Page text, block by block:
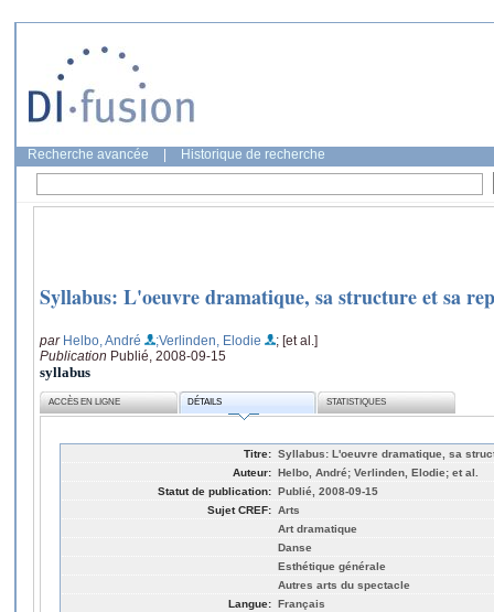
Recherche avancée Historique de recherche
Syllabus: L'oeuvre dramatique, sa structure et sa
par Helbo, André ;Verlinden, Elodie
; [et al.]
Publication Publié, 2008-09-15
syllabus
ACCÈS EN LIGNE DÉTAILS STATISTIQUES
Titre: Syllabus: L'oeuvre dramatique, sa
Auteur: Helbo, André; Verlinden, Elodie; et al.
Statut de publication: Publié, 2008-09-15
Sujet CREF: Arts
Art dramatique
Danse
Esthétique générale
Autres arts du spectacle
Langue: Français